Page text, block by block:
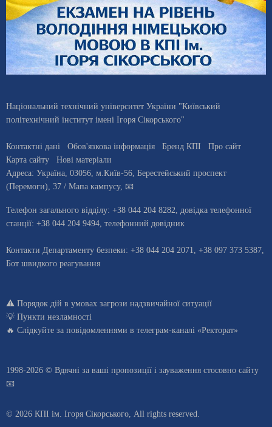
Національний технічний університет України "Київський
політехнічний інститут імені Ігоря Сікорського"
Контактні дані Обов'язкова інформація Бренд КПІ
Про сайт
Карта сайту
Нові матеріали
Адреса: Україна 03056 , м. Київ-56, Берестейський проспект
(Перемоги), 37 / Мапа кампусу, 📧
Телефон загального відділу: +38 044 204 8282 , довiдка телефонної
станцiї: +38 044 204 9494 телефонний довідник
Контакти Департаменту безпеки: +38 044 204 2071, +38 097 373 5387,
Бот швидкого реагування
⚠️ Порядок дій в умовах загрози надзвичайної ситуації
💡 Пункти незламності
🔥 Слідкуйте за повідомленнями в телеграм-каналі «Ректорат»
1998-2026 © Вдячні за ваші пропозиції і зауваження стосовно сайту
📧
© 2026 КПІ ім. Ігоря Сікорського, All rights reserved.